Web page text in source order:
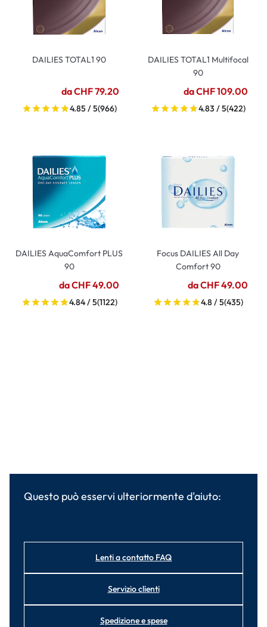
DAILIES TOTAL1 90
da CHF 79.20
4.85 / 5(966)
DAILIES TOTAL1 Multifocal
90
da CHF 109.00
4.83 / 5(422)
DAILIES AquaComfort PLUS
90
da CHF 49.00
4.84 / 5(1122)
Focus DAILIES All Day
Comfort 90
da CHF 49.00
4.8 / 5(435)
Questo può esservi ulteriormente d'aiuto:
Lenti a contatto FAQ
Servizio clienti
Spedizione e spese